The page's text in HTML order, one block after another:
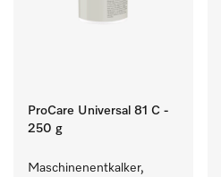
ProCare Universal 81 C -
250 g
Maschinenentkalker,